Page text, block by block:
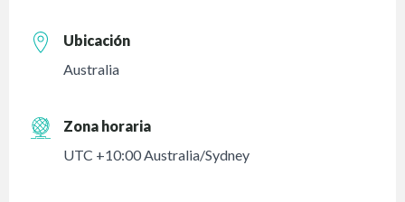
Ubicación
Australia
Zona horaria
UTC +10:00 Australia/Sydney